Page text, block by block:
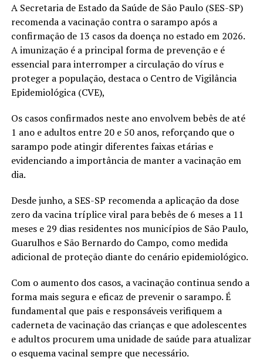
A Secretaria de Estado da Saúde de São Paulo (SES-SP)
recomenda a vacinação contra o sarampo após a
confirmação de 13 casos da doença no estado em 2026.
A imunização é a principal forma de prevenção e é
essencial para interromper a circulação do vírus e
proteger a população, destaca o Centro de Vigilância
Epidemiológica (CVE),
Os casos confirmados neste ano envolvem bebês de até
1 ano e adultos entre 20 e 50 anos, reforçando que o
sarampo pode atingir diferentes faixas etárias e
evidenciando a importância de manter a vacinação em
dia.
Desde junho, a SES-SP recomenda a aplicação da dose
zero da vacina tríplice viral para bebês de 6 meses a 11
meses e 29 dias residentes nos municípios de São Paulo,
Guarulhos e São Bernardo do Campo, como medida
adicional de proteção diante do cenário epidemiológico.
Com o aumento dos casos, a vacinação continua sendo a
forma mais segura e eficaz de prevenir o sarampo. É
fundamental que pais e responsáveis verifiquem a
caderneta de vacinação das crianças e que adolescentes
e adultos procurem uma unidade de saúde para atualizar
o esquema vacinal sempre que necessário.